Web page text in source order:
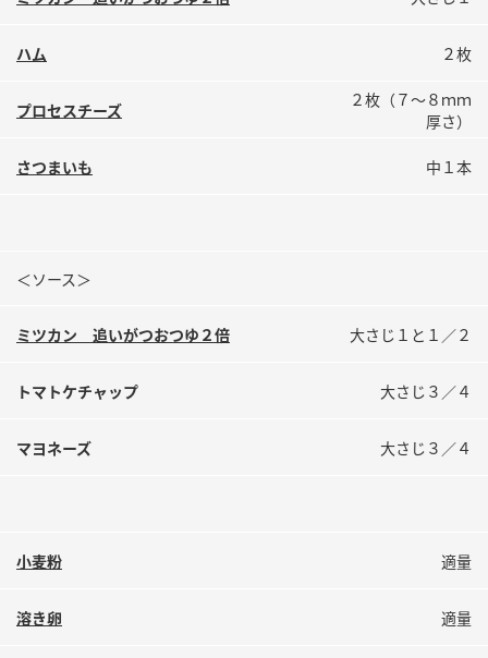
検索
ハム ２枚
プロセスチーズ
２枚（７～８ｍｍ
厚さ）
さつまいも 中１本
＜ソース＞
ミツカン 追いがつおつゆ２倍 大さじ１と１／２
トマトケチャップ 大さじ３／４
マヨネーズ 大さじ３／４
小麦粉 適量
溶き卵 適量